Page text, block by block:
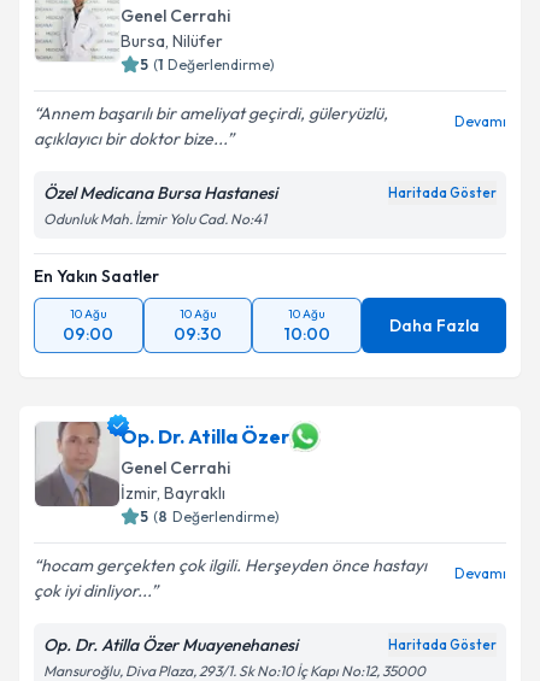
Genel Cerrahi
Bursa, Nilüfer
5 (1 Değerlendirme)
Annem başarılı bir ameliyat geçirdi, güleryüzlü,
açıklayıcı bir doktor bize...
Devamı
Özel Medicana Bursa Hastanesi Haritada Göster
Odunluk Mah. İzmir Yolu Cad. No:41
En Yakın Saatler
10 Ağu
09:00
10 Ağu
09:30
10 Ağu
10:00 Daha Fazla
Op. Dr. Atilla Özer
Genel Cerrahi
İzmir, Bayraklı
5 (8 Değerlendirme)
hocam gerçekten çok ilgili. Herşeyden önce hastayı
çok iyi dinliyor...
Devamı
Op. Dr. Atilla Özer Muayenehanesi Haritada Göster
Mansuroğlu, Diva Plaza, 293/1. Sk No:10 İç Kapı No:12, 35000